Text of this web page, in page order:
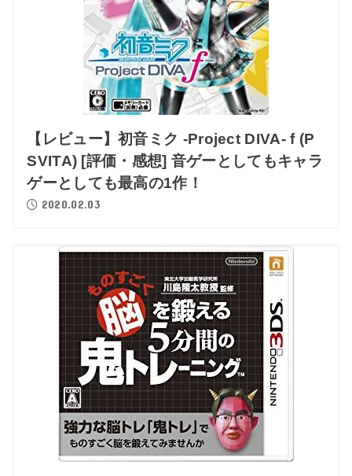
【レビュー】初音ミク -Project DIVA- f (P
SVITA) [評価・感想] 音ゲーとしてもキャラ
ゲーとしても最高の1作！
2020.02.03